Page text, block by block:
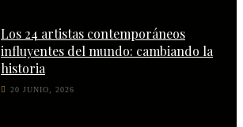
Los 24 artistas contemporáneos
influyentes del mundo: cambiando la
historia
20 JUNIO, 2026